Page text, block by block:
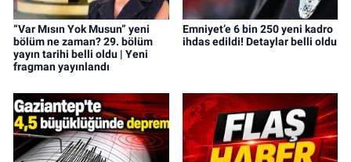
“Var Mısın Yok Musun” yeni
bölüm ne zaman? 29. bölüm
yayın tarihi belli oldu | Yeni
fragman yayınlandı
Emniyet’e 6 bin 250 yeni kadro
ihdas edildi! Detaylar belli oldu